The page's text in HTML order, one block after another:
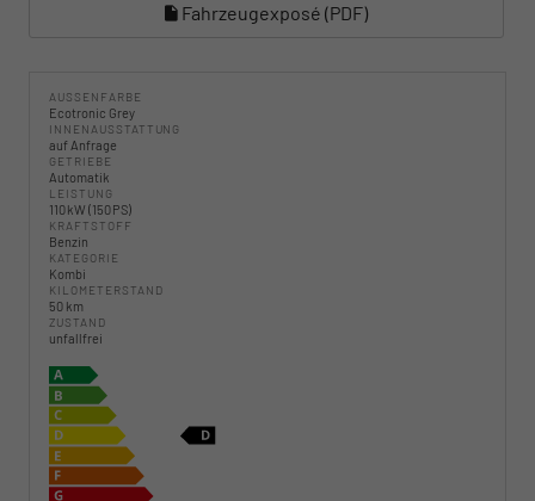
Fahrzeugexposé (PDF)
AUSSENFARBE
Ecotronic Grey
INNENAUSSTATTUNG
auf Anfrage
GETRIEBE
Automatik
LEISTUNG
110 kW (150 PS)
KRAFTSTOFF
Benzin
KATEGORIE
Kombi
KILOMETERSTAND
50 km
ZUSTAND
unfallfrei